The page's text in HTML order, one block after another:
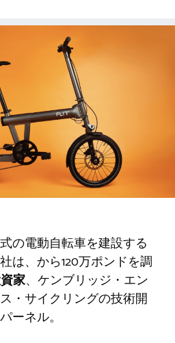
の電動自転車を建設する
は、から120万ポンドを調
家、ケンブリッジ・エン
・サイクリングの技術開
ーネル。